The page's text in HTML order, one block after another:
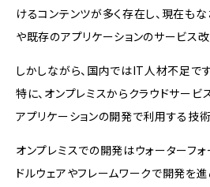
けるコンテンツが多く存在し、現在もな
や既存のアプリケーションのサービス
しかしながら、国内ではIT人材不足です
特に、オンプレミスからクラウドサービ
アプリケーションの開発で利用する技
オンプレミスでの開発はウォーターフ
ドルウェアやフレームワークで開発を